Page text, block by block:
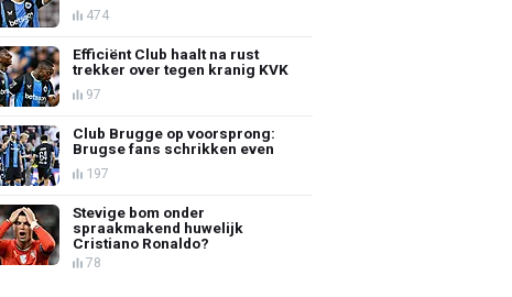
474
Efficiënt Club haalt na rust
trekker over tegen kranig KVK
97
Club Brugge op voorsprong:
Brugse fans schrikken even
197
Stevige bom onder
spraakmakend huwelijk
Cristiano Ronaldo?
78